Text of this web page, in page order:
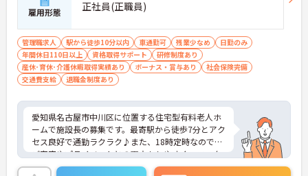
雇用形態 正社員(正職員)
管理職求人 駅から徒歩10分以内 車通勤可 残業少なめ
日勤のみ
年間休日110日以上
資格取得サポート
研修制度あり
産休･育休･介護休暇取得実績あり
ボーナス・賞与あり
社会保険完備
交通費支給
退職金制度あり
愛知県名古屋市中川区に位置する住宅型有料老人ホ
ームで施設長の募集です。最寄駅から徒歩7分とアク
セス良好で通勤ラクラク♪また、18時定時なので、
ご家庭やプライベートとの両立もしやすく、ワーク
ライフバランスを保ってお仕事いただけます！ご興